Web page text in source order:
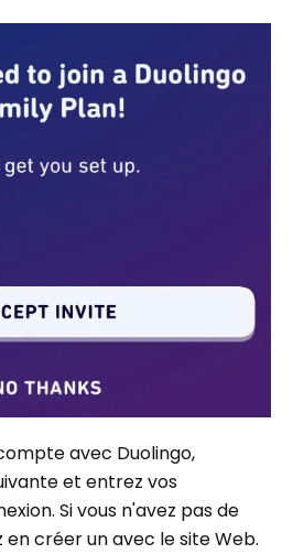
avec Duolingo,
et entrez vos
Si vous n'avez pas de
créer un avec le site Web.